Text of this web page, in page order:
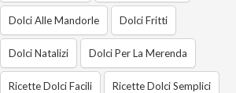
Dolci Alle Mandorle Dolci Fritti
Dolci Natalizi Dolci Per La Merenda
Ricette Dolci Facili Ricette Dolci Semplici